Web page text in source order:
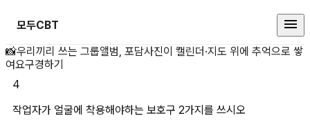
모두CBT
작업자가 얼굴에 착용해야하는 보
📸우리끼리 쓰는 그룹앨범, 포담사진이 캘린더·지도 위에 추억으로 쌓
여요구경하기
4
작업자가 얼굴에 착용해야하는 보호구 2가지를 쓰시오